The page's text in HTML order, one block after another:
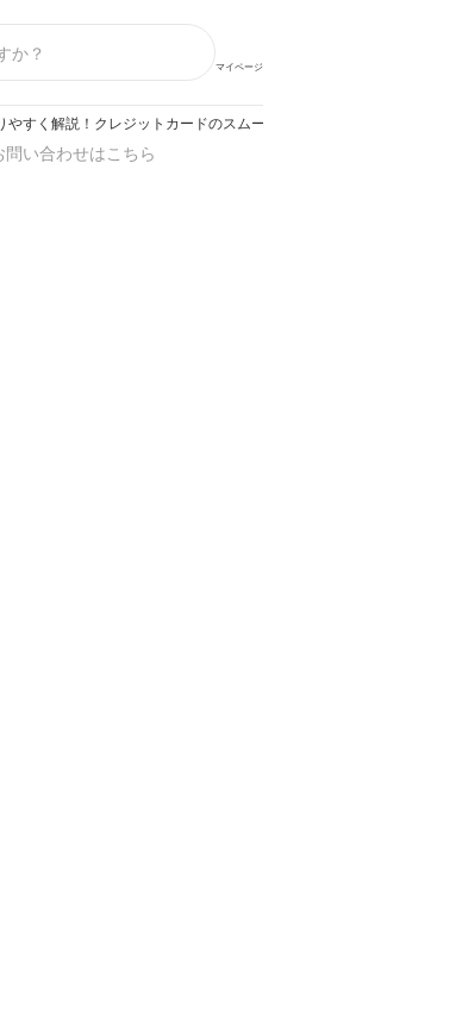
マイページ
すく解説！クレジットカードのスムーズな登録方法は？
問い合わせはこちら